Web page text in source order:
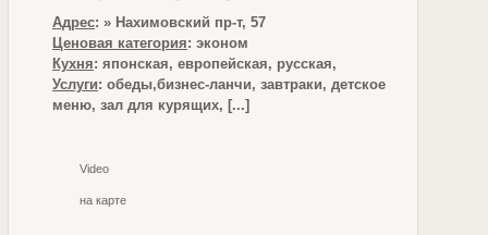
Адрес: » Нахимовский пр-т, 57
Ценовая категория: эконом
Кухня: японская, европейская, русская,
Услуги: обеды,бизнес-ланчи, завтраки, детское
меню, зал для курящих, [...]
Video
на карте